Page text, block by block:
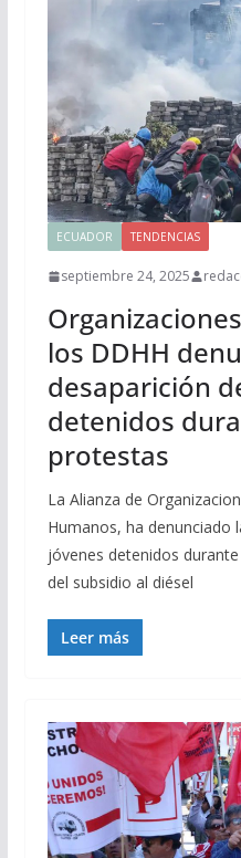
ECUADOR TENDENCIAS
septiembre 24, 2025
los DDHH
desaparición
detenidos
protestas
La Alianza de
Humanos, ha denunciado
jóvenes detenidos
del subsidio al diésel
Leer más